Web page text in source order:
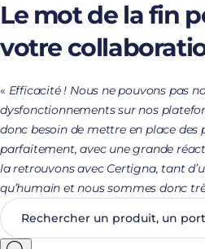
Le mot de la fin
votre
« Efficacité ! Nous ne pouvons pas
dysfonctionnements sur nos
donc besoin de mettre en place des
parfaitement, avec une grande
la retrouvons avec Certigna, tant
qu’humain et nous sommes donc